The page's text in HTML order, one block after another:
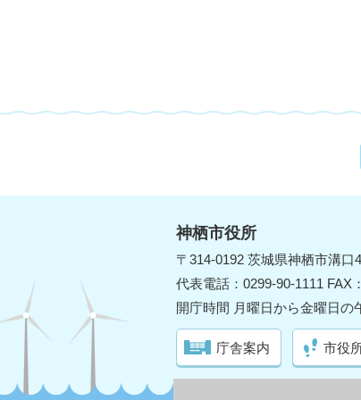
神栖市役所
〒314-0192 茨城県神栖市溝口
代表電話：0299-90-1111 FAX
開庁時間 月曜日から金曜日の
庁舎案内 市役